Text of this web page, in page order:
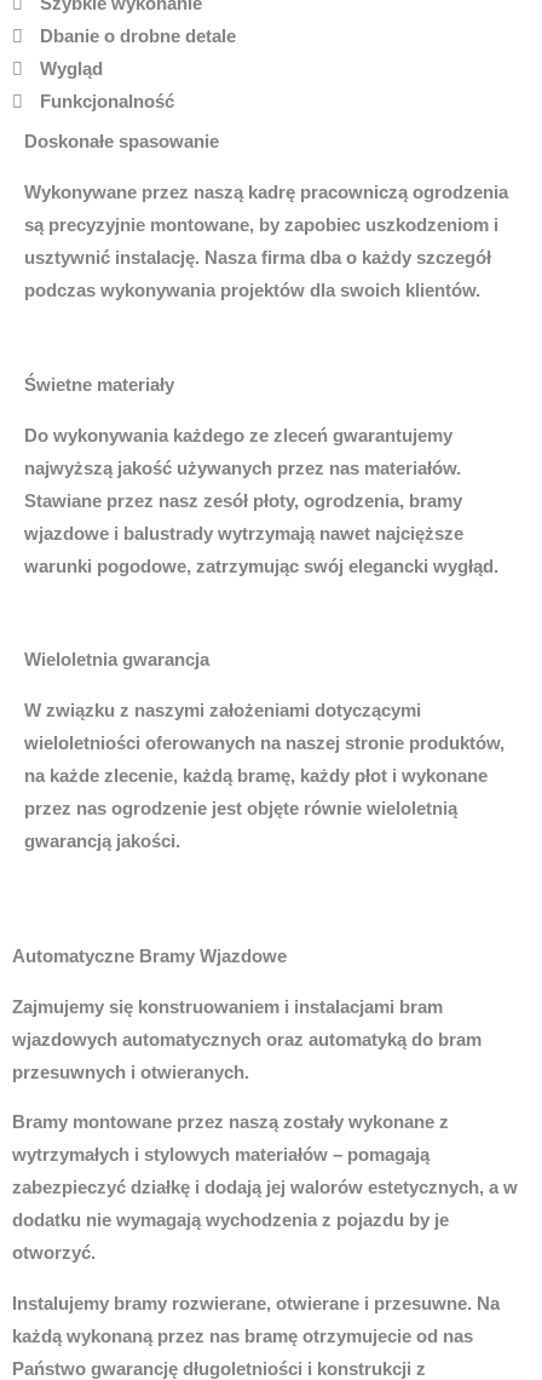
Dbanie o drobne detale
Wygląd
Funkcjonalność
Doskonałe spasowanie
Wykonywane przez naszą kadrę pracowniczą ogrodzenia
są precyzyjnie montowane, by zapobiec uszkodzeniom i
usztywnić instalację. Nasza firma dba o każdy szczegół
podczas wykonywania projektów dla swoich klientów.
Świetne materiały
Do wykonywania każdego ze zleceń gwarantujemy
najwyższą jakość używanych przez nas materiałów.
Stawiane przez nasz zesół płoty, ogrodzenia, bramy
wjazdowe i balustrady wytrzymają nawet najcięższe
warunki pogodowe, zatrzymując swój elegancki wygłąd.
Wieloletnia gwarancja
W związku z naszymi założeniami dotyczącymi
wieloletniości oferowanych na naszej stronie produktów,
na każde zlecenie, każdą bramę, każdy płot i wykonane
przez nas ogrodzenie jest objęte równie wieloletnią
gwarancją jakości.
Automatyczne Bramy Wjazdowe
Zajmujemy się konstruowaniem i instalacjami bram
wjazdowych automatycznych oraz automatyką do bram
przesuwnych i otwieranych.
Bramy montowane przez naszą zostały wykonane z
wytrzymałych i stylowych materiałów – pomagają
zabezpieczyć działkę i dodają jej walorów estetycznych, a w
dodatku nie wymagają wychodzenia z pojazdu by je
otworzyć.
Instalujemy bramy rozwierane, otwierane i przesuwne. Na
każdą wykonaną przez nas bramę otrzymujecie od nas
Państwo gwarancję długoletniości i konstrukcji z